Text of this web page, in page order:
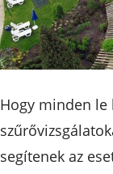
Hogy minden le
segítenek az